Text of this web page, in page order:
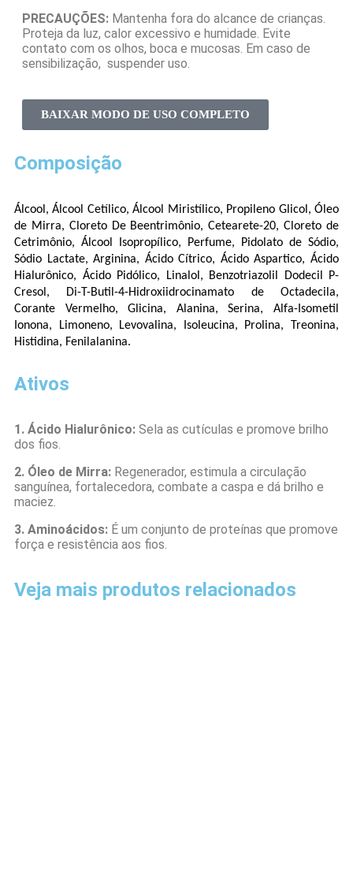
PRECAUÇÕES: Mantenha fora do alcance de crianças.
Proteja da luz, calor excessivo e humidade. Evite
contato com os olhos, boca e mucosas. Em caso de
sensibilização, suspender uso.
BAIXAR MODO DE USO COMPLETO
Composição
Álcool, Álcool Cetílico, Álcool Miristílico, Propileno Glicol, Óleo
de Mirra, Cloreto De Beentrimônio, Cetearete-20, Cloreto de
Cetrimônio, Álcool Isopropílico, Perfume, Pidolato de Sódio,
Sódio Lactate, Arginina, Ácido Cítrico, Ácido Aspartico, Ácido
Hialurônico, Ácido Pidólico, Linalol, Benzotriazolil Dodecil P-
Cresol, Di-T-Butil-4-Hidroxiidrocinamato de Octadecila,
Corante Vermelho, Glicina, Alanina, Serina, Alfa-Isometil
Ionona, Limoneno, Levovalina, Isoleucina, Prolina, Treonina,
Histidina, Fenilalanina.
Ativos
1. Ácido Hialurônico: Sela as cutículas e promove brilho
dos fios.
2. Óleo de Mirra: Regenerador, estimula a circulação
sanguínea, fortalecedora, combate a caspa e dá brilho e
maciez.
3. Aminoácidos: É um conjunto de proteínas que promove
força e resistência aos fios.
Veja mais produtos relacionados